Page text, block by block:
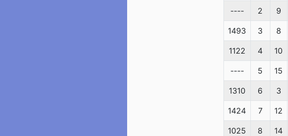
---- 2 9
1493 3 8
1122 4 10
---- 5 15
1310 6 3
1424 7 12
1025 8 14